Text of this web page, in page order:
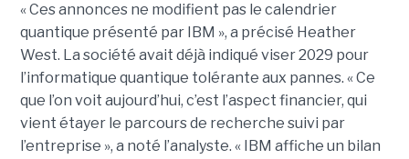
« Ces annonces ne modifient pas le calendrier
quantique présenté par IBM », a précisé Heather
West. La société avait déjà indiqué viser 2029 pour
l’informatique quantique tolérante aux pannes. « Ce
que l’on voit aujourd’hui, c’est l’aspect financier, qui
vient étayer le parcours de recherche suivi par
l’entreprise », a noté l’analyste. « IBM affiche un bilan